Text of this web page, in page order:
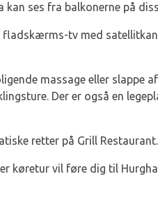
kan ses fra balkonerne på
tv med
massage eller slappe
Der er også en
retter på Grill
køretur vil føre dig til